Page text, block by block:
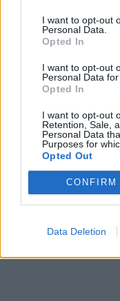
I want to opt-out
Personal Data.
Opted In
I want to opt-out
Personal Data
Opted In
I want to opt-out
Retention, Sale,
Personal Data
Purposes for
Opted Out
CONFIRM
Data Deletion
ΕΓΓΡΑΦΗ
Έχω διαβάσει, κατανοώ
εχεμύθειαςτου ιστοτόπου της
εποπτεία γονέα ή κηδεμόνα ή